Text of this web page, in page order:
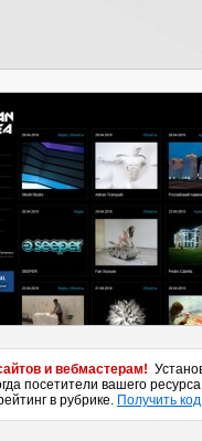
и вебмастерам!
посетители вашего ресурса
в рубрике. Получить